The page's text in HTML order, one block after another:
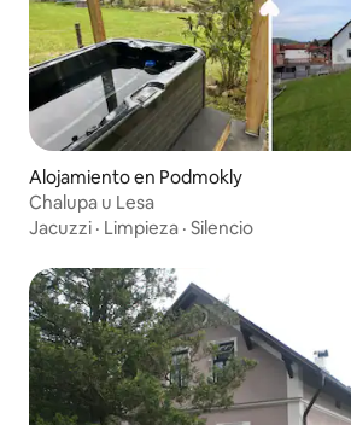
Alojamiento en Podmokly
Chalupa u Lesa
Jacuzzi · Limpieza · Silencio